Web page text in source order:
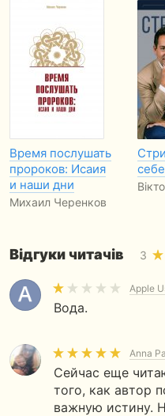
Время послушать
пророков: Исаия
и наши дни
Михаил Черенков
себе
Відгуки читачів 3
Apple
Вода.
Anna
Сейчас еще
того, как автор
важную истину.